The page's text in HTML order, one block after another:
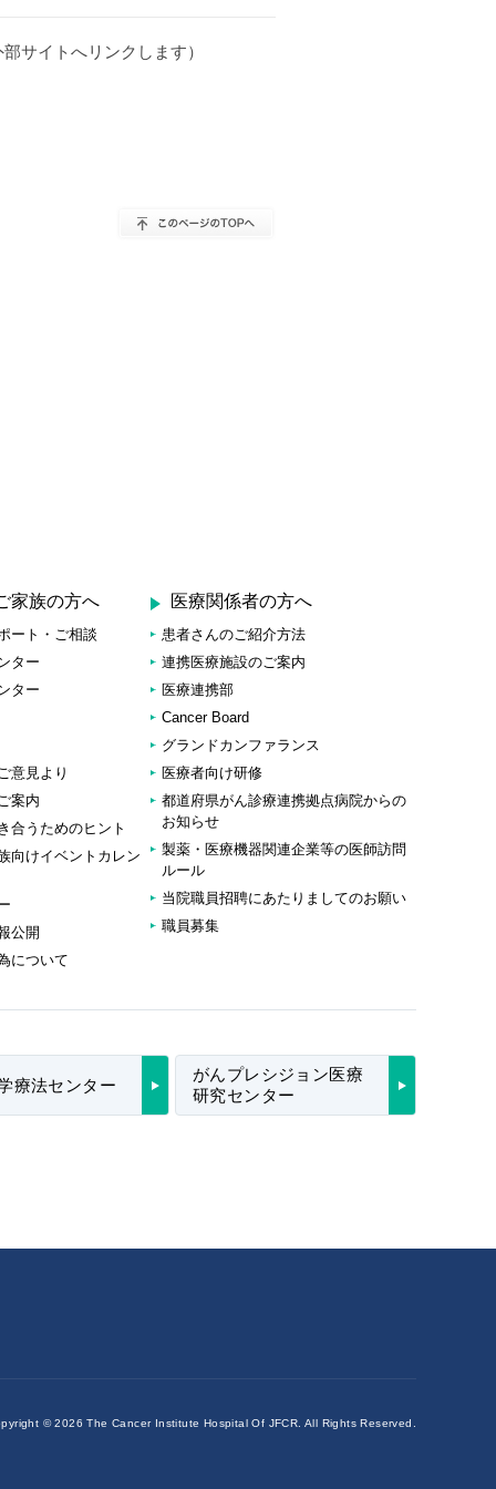
サイトへリンクします）
家族の方へ
ート・ご相談
ター
ター
意見より
案内
合うためのヒント
向けイベントカレン
公開
について
医療関係者の方へ
患者さんのご紹介方法
連携医療施設のご案内
医療連携部
Cancer Board
グランドカンファランス
医療者向け研修
都道府県がん診療連携拠点病院からの
お知らせ
製薬・医療機器関連企業等の医師訪問
ルール
当院職員招聘にあたりましてのお願い
職員募集
療法センター
がんプレシジョン医療
研究センター
©2026 The Cancer Institute Hospital Of JFCR. All Rights Reserved.